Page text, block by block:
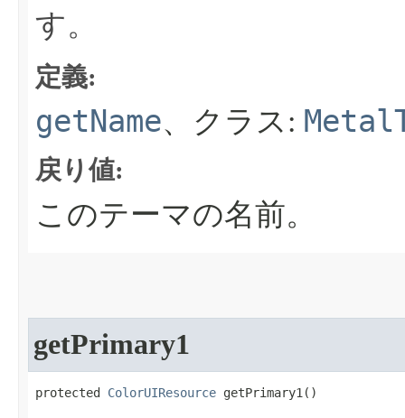
す。
定義:
getName、クラス:
戻り値:
このテーマの名前。
getPrimary1
protected ColorUIResource getPrimary1​()